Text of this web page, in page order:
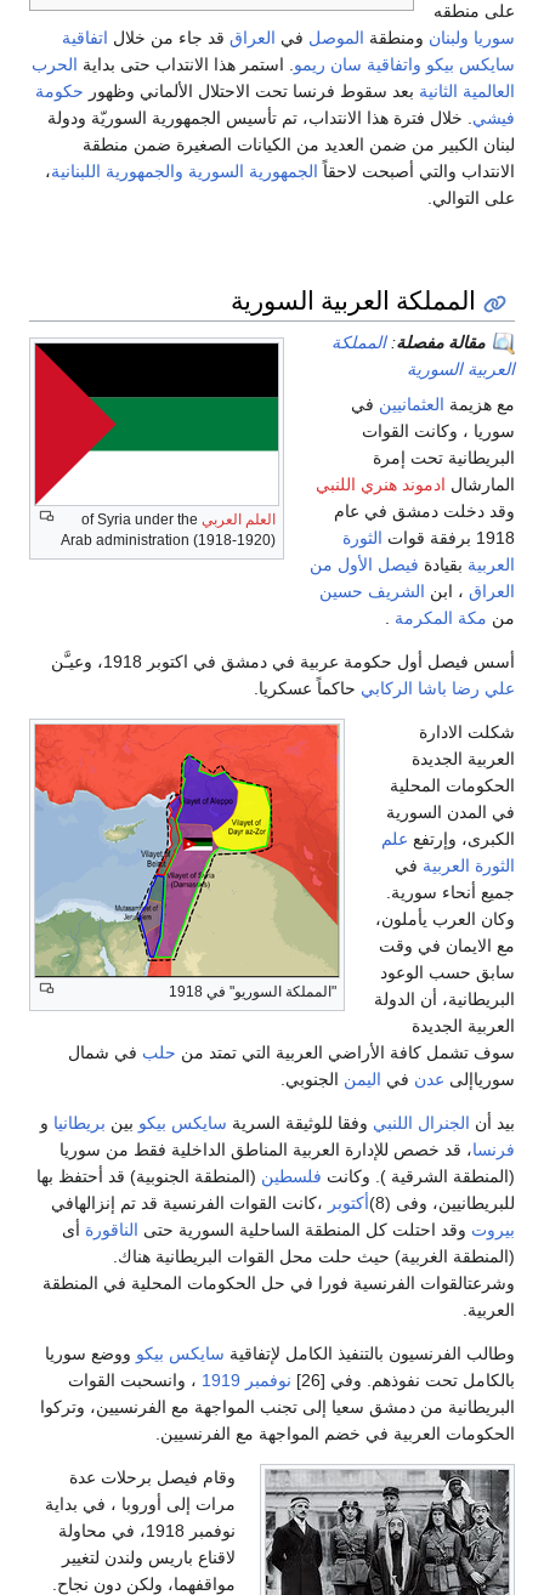
على منطقه
سوريا ولبنان ومنطقة الموصل في العراق قد جاء من خلال اتفاقية
سايكس بيكو واتفاقية سان ريمو . استمر هذا الانتداب حتى بداية الحرب
العالمية الثانية بعد سقوط فرنسا تحت الاحتلال الألماني وظهور حكومة
فيشي . خلال فترة هذا الانتداب، تم تأسيس الجمهورية السوريّة ودولة
لبنان الكبير من ضمن العديد من الكيانات الصغيرة ضمن منطقة
الانتداب والتي أصبحت لاحقاً الجمهورية السورية والجمهورية اللبنانية،
على التوالي.
المملكة العربية السورية
العلم العربي of Syria under the
Arab administration (1918-1920)
مقالة مفصلة:المملكة
العربية السورية
مع هزيمة العثمانيين في
سوريا ، وكانت القوات
البريطانية تحت إمرة
المارشال ادموند هنري اللنبي
وقد دخلت دمشق في عام
1918 برفقة قوات
الثورة
العربية بقيادة فيصل الأول من
العراق ، ابن الشريف حسين
من مكة المكرمة
أسس فيصل أول حكومة عربية في دمشق في اكتوبر 1918، وعيـَّن
علي رضا باشا الركابي حاكماً عسكريا.
"المملكة السوريو" في 1918
شكلت الادارة
العربية الجديدة
الحكومات المحلية
في المدن السورية
الكبرى، وإرتفع علم
الثورة العربية في
جميع أنحاء سورية.
وكان العرب يأملون،
مع الايمان في وقت
سابق حسب الوعود
البريطانية، أن الدولة
العربية الجديدة
سوف تشمل كافة الأراضي العربية التي تمتد من حلب في شمال
سورياإلى عدن في اليمن الجنوبي.
بيد أن الجنرال اللنبي وفقا للوثيقة السرية سايكس بيكو بين بريطانيا و
فرنسا، قد خصص للإدارة العربية المناطق الداخلية فقط من سوريا
(المنطقة الشرقية ). وكانت فلسطين (المنطقة الجنوبية) قد أحتفظ بها
للبريطانيين، وفى (8)
أكتوبر ،كانت القوات الفرنسية قد تم إنزالهافي
بيروت وقد احتلت كل المنطقة الساحلية السورية حتى الناقورة أى
(المنطقة الغربية) حيث حلت محل القوات البريطانية هناك.
وشرعتالقوات الفرنسية فورا في حل الحكومات المحلية في المنطقة
العربية.
وطالب الفرنسيون بالتنفيذ الكامل لإتفاقية سايكس بيكو ووضع سوريا
بالكامل تحت نفوذهم. وفي [26]
نوفمبر 1919 ، وانسحبت القوات
البريطانية من دمشق سعيا إلى تجنب المواجهة مع الفرنسيين، وتركوا
الحكومات العربية في خضم المواجهة مع الفرنسيين.
وقام فيصل برحلات عدة
مرات إلى أوروبا ، في بداية
نوفمبر 1918، في محاولة
لاقناع باريس ولندن لتغيير
مواقفهما، ولكن دون نجاح.